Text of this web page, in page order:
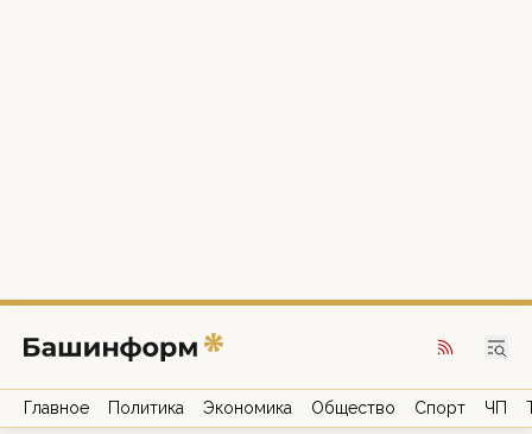
Главное Политика Экономика Общество Спорт ЧП